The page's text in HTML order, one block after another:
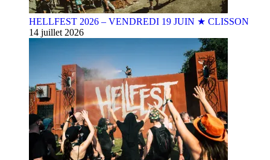
HELLFEST 2026 – VENDREDI 19 JUIN ★ CLISSON
14 juillet 2026